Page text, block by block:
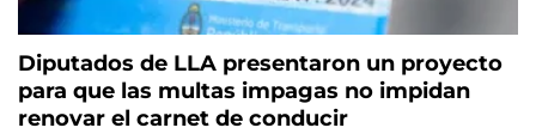
Diputados de LLA presentaron un proyecto
para que las multas impagas no impidan
renovar el carnet de conducir